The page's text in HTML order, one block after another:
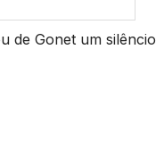
de Gonet um silêncio